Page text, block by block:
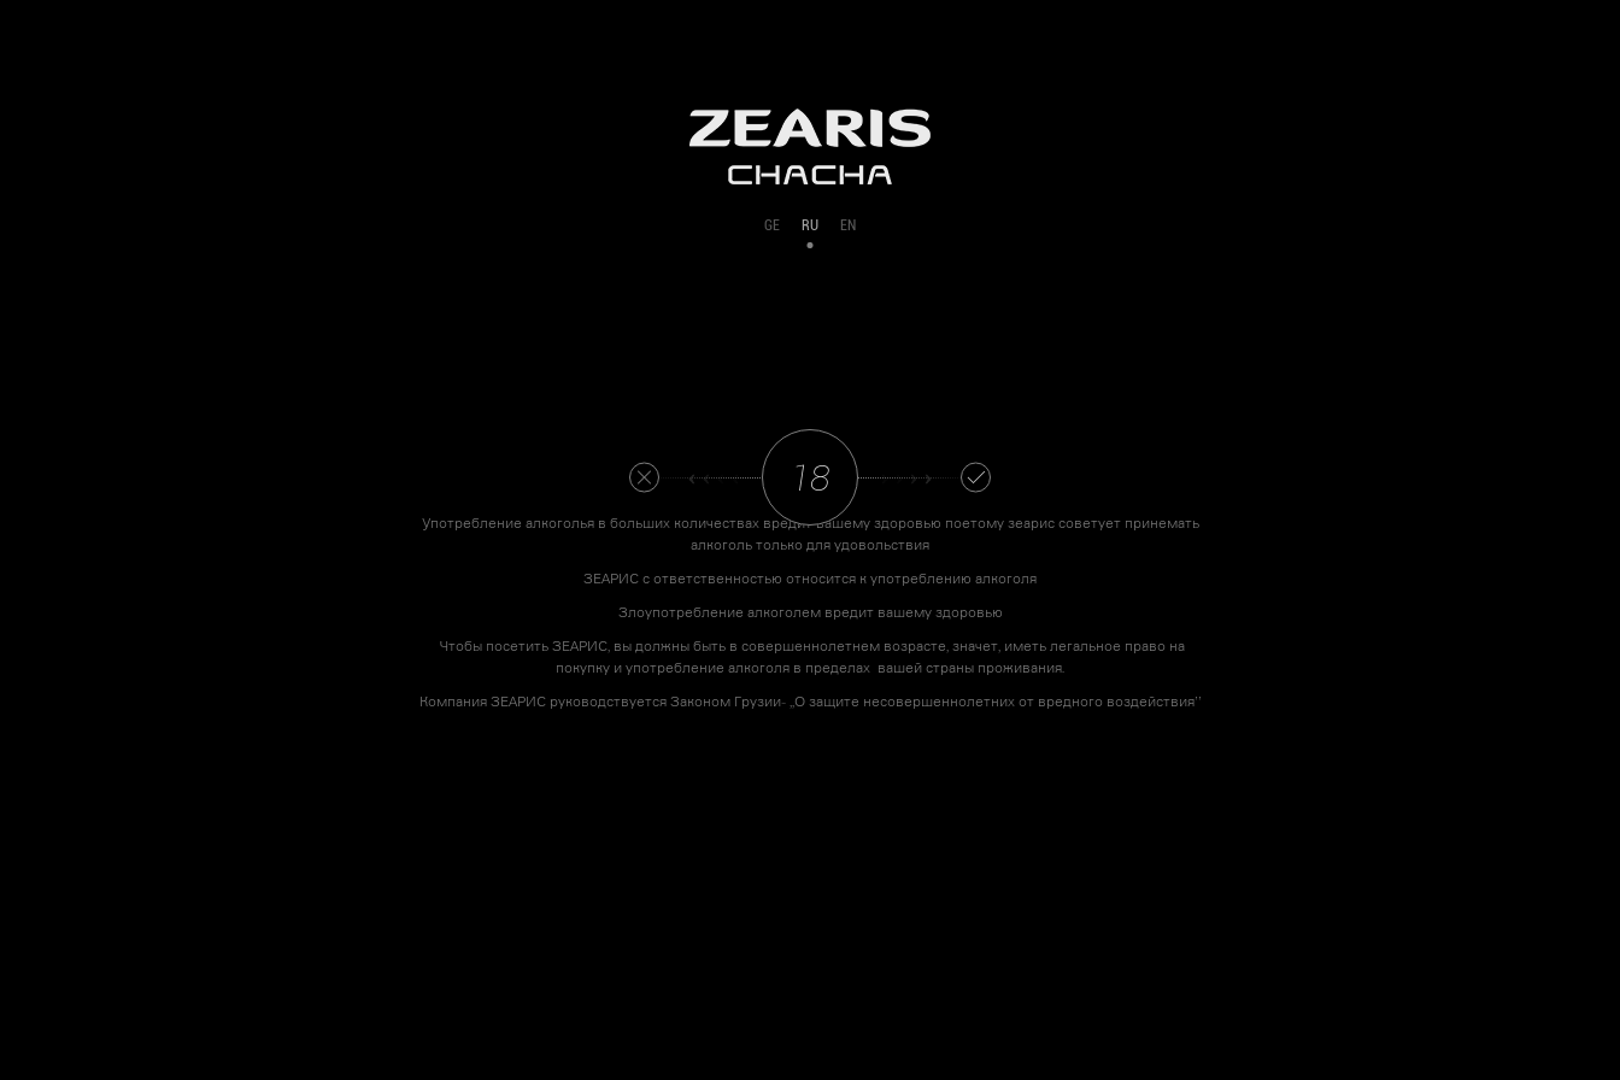
GE RU EN
‹ ‹ ‹ ‹ › › › ›
Употребление алкоголья в больших количествах вредит вашему здоровью поетому зеарис советует принемать
алкоголь только для удовольствия
ЗЕАРИС с ответственностью относится к употреблению алкоголя
Злоупотребление алкоголем вредит вашему здоровью
Чтобы посетить ЗЕАРИС, вы должны быть в совершеннолетнем возрасте, значет, иметь легальное право на
покупку и употребление алкоголя в пределах вашей страны проживания.
Компания ЗЕАРИС руководствуется Законом Грузии- ,,О защите несовершеннолетних от вредного воздействия’’